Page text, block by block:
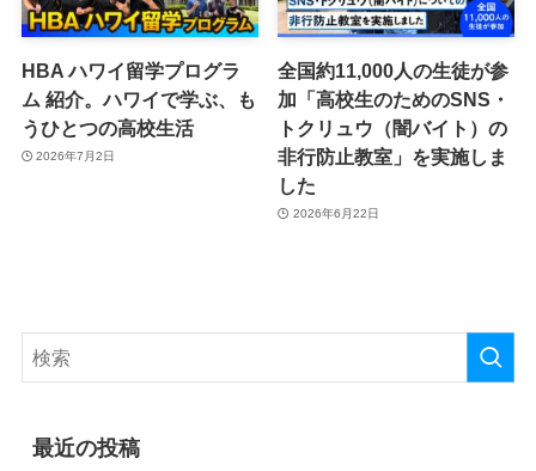
HBA ハワイ留学プログラ
ム 紹介。ハワイで学ぶ、も
うひとつの高校生活
2026年7月2日
全国約11,000人の生徒が参
加「高校生のためのSNS・
トクリュウ（闇バイト）の
非行防止教室」を実施しま
した
2026年6月22日
最近の投稿